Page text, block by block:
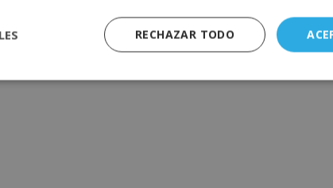
RECHAZAR TODO